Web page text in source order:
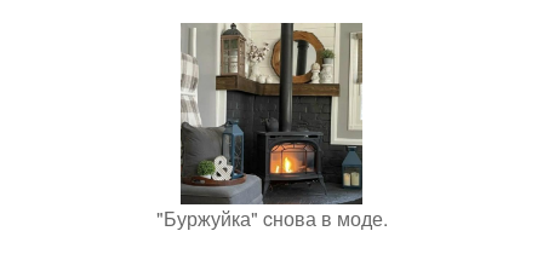
"Буржуйка" cнова в моде.